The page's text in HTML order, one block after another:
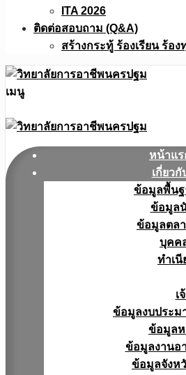
ITA 2026
ติดต่อสอบถาม (Q&A)
สร้างกระทู้ ร้องเรียน ร้อง
เมนู
หน้าแร
เกี่ยวกั
ข้อมูลพื้นฐ
ข้อมูล
ข้อมูลตล
บุคค
ทำเนี
เ
ข้อมูลงบประม
ข้อมูล
ข้อมูลงานอ
ข้อมูลจังห